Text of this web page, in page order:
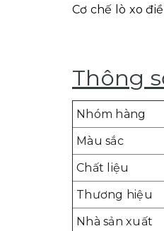
Cơ chế lò xo
Thông
Nhóm hàng
Màu sắc
Chất liệu
Thương hiệu
Nhà sản xuất